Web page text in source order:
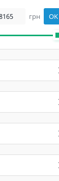
грн OK